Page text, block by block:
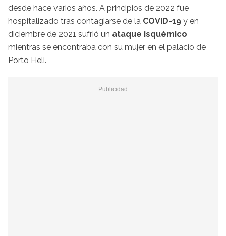
desde hace varios años. A principios de 2022 fue
hospitalizado tras contagiarse de la COVID-19 y en
diciembre de 2021 sufrió un ataque isquémico
mientras se encontraba con su mujer en el palacio de
Porto Heli.